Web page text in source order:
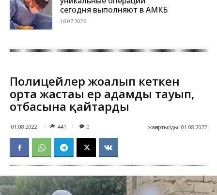
сегодня выполняют в АМКБ
16.07.2026